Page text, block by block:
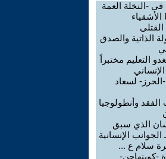
في -النخلة العمة
الأشقياء
القتلى
الذاتية والصدق
التعليم مختبراً
-الحرز- لسعاد
الفقد وأنطولوجيا
الذي سبق
الجوانب الإنسانية
سلام ع ...
-كوبنهاجن-